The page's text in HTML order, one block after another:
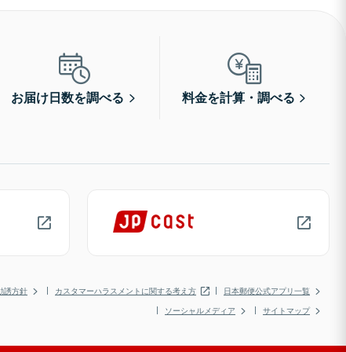
お届け日数を調べる 料金を計算・調べる
誘方針 カスタマーハラスメントに関する考え方
日本郵便公式アプリ一覧
ソーシャルメディア
サイトマップ